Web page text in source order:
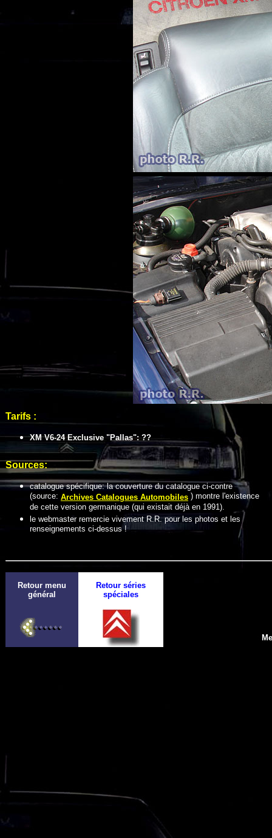
Tarifs :
XM V6-24 Exclusive "Pallas": ??
Sources:
catalogue spécifique: la couverture du catalogue ci-contre
(source: Archives Catalogues Automobiles ) montre l'existence
de cette version germanique (qui existait déjà en 1991).
le webmaster remercie vivement R.R. pour les photos et les
renseignements ci-dessus !
Retour menu
général
Retour séries
spéciales